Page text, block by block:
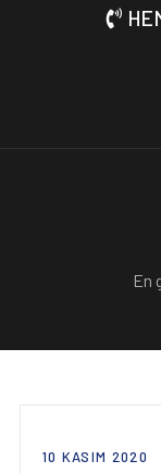
En
10 KASIM 2020